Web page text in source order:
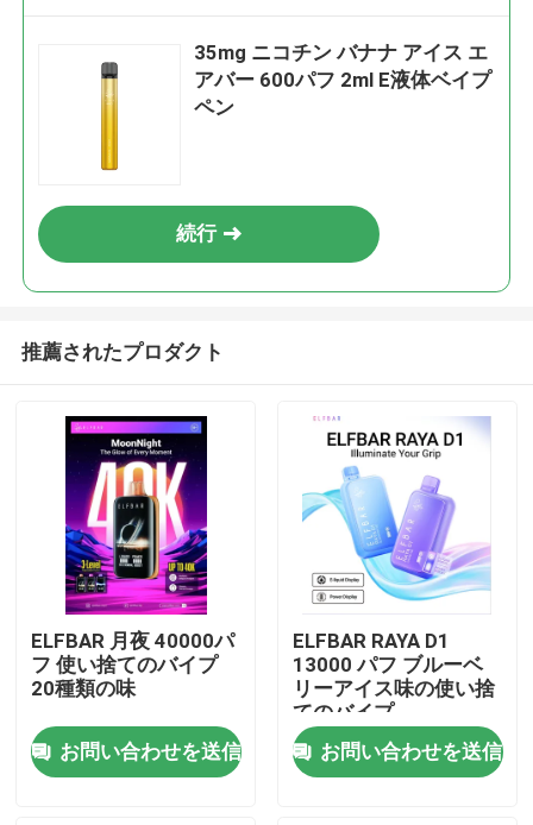
35mg ニコチン バナナ アイス エ
アバー 600パフ 2ml E液体ベイプ
ペン
続行
推薦されたプロダクト
ELFBAR 月夜 40000パ
フ 使い捨てのバイプ
20種類の味
お問い合わせを送信
ELFBAR RAYA D1
13000 パフ ブルーベ
リーアイス味の使い捨
てのバイプ
お問い合わせを送信